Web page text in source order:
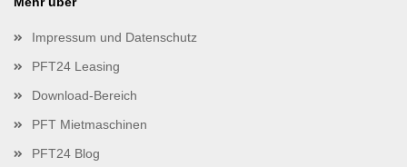
Impressum und Datenschutz
PFT24 Leasing
Download-Bereich
PFT Mietmaschinen
PFT24 Blog